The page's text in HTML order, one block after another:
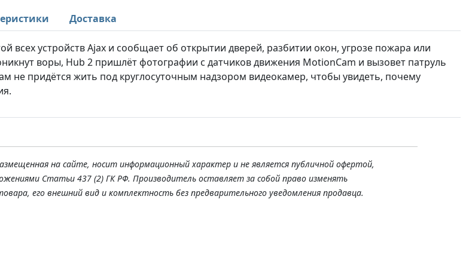
Доставка
всех устройств Ajax и сообщает об открытии дверей, разбитии окон, угрозе пожара или
воры, Hub 2 пришлёт фотографии с датчиков движения MotionCam и вызовет патруль
не придётся жить под круглосуточным надзором видеокамер, чтобы увидеть, почему
на сайте, носит информационный характер и не является публичной офертой,
Статьи 437 (2) ГК РФ. Производитель оставляет за собой право изменять
его внешний вид и комплектность без предварительного уведомления продавца.